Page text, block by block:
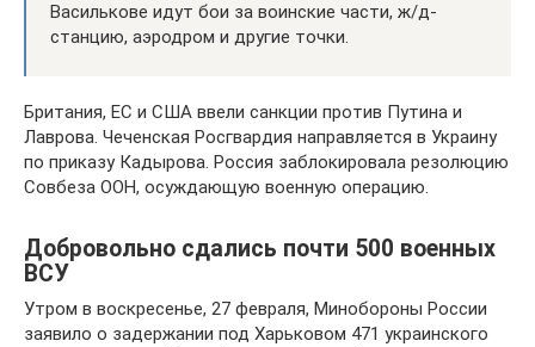
Василькове идут бои за воинские части, ж/д-
станцию, аэродром и другие точки.
Британия, ЕС и США ввели санкции против Путина и
Лаврова. Чеченская Росгвардия направляется в Украину
по приказу Кадырова. Россия заблокировала резолюцию
Совбеза ООН, осуждающую военную операцию.
Добровольно сдались почти 500 военных
ВСУ
Утром в воскресенье, 27 февраля, Минобороны России
заявило о задержании под Харьковом 471 украинского